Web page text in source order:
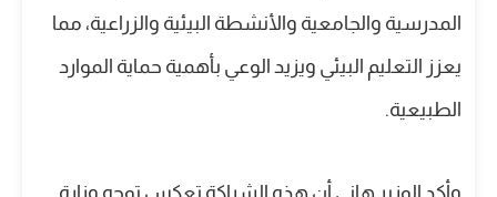
المدرسية والجامعية والأنشطة البيئية والزراعية، مما
يعزز التعليم البيئي ويزيد الوعي بأهمية حماية الموارد
الطبيعية.
وأكد الوزير هاني أن هذه الشراكة تعكس توجه وزارة